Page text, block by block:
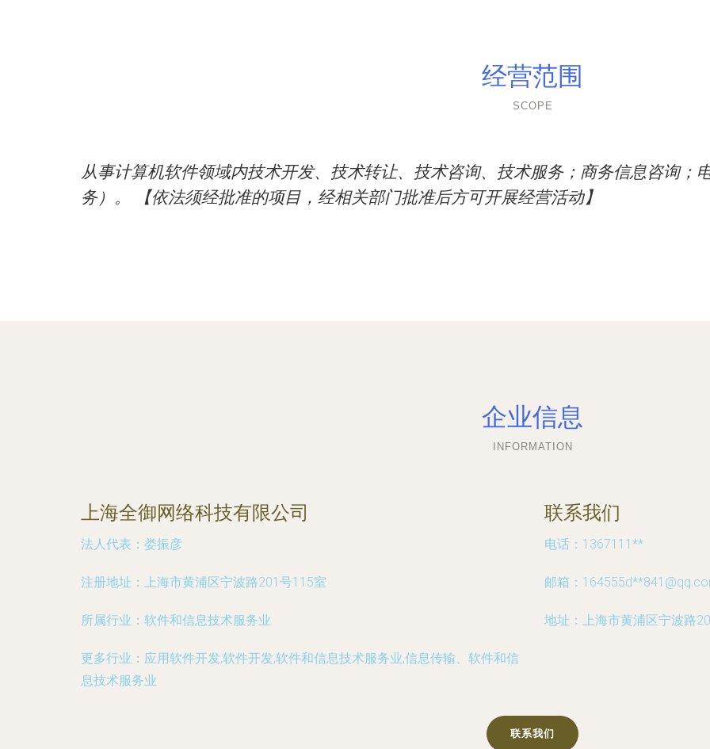
经营范围
SCOPE
从事计算机软件领域内技术开发、技术转让、技术咨询、技术服务；商务信息咨询；
务）。 【依法须经批准的项目，经相关部门批准后方可开展经营活动】
企业信息
INFORMATION
上海全御网络科技有限公司
法人代表： 娄振彦
注册地址： 上海市黄浦区宁波路201号115室
所属行业： 软件和信息技术服务业
更多行业： 应用软件开发,软件开发,软件和信息技术服务业,信息传输、软件和信
息技术服务业
联系我们
电话：1367111**
邮箱：164555d**
地址：上海市黄浦区宁波路
联系我们